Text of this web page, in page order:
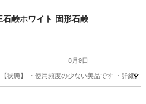
現地鹸ホワイト 固形石鹸
8月9日
状態】 ・使用頻度の少ない美品です ・詳細